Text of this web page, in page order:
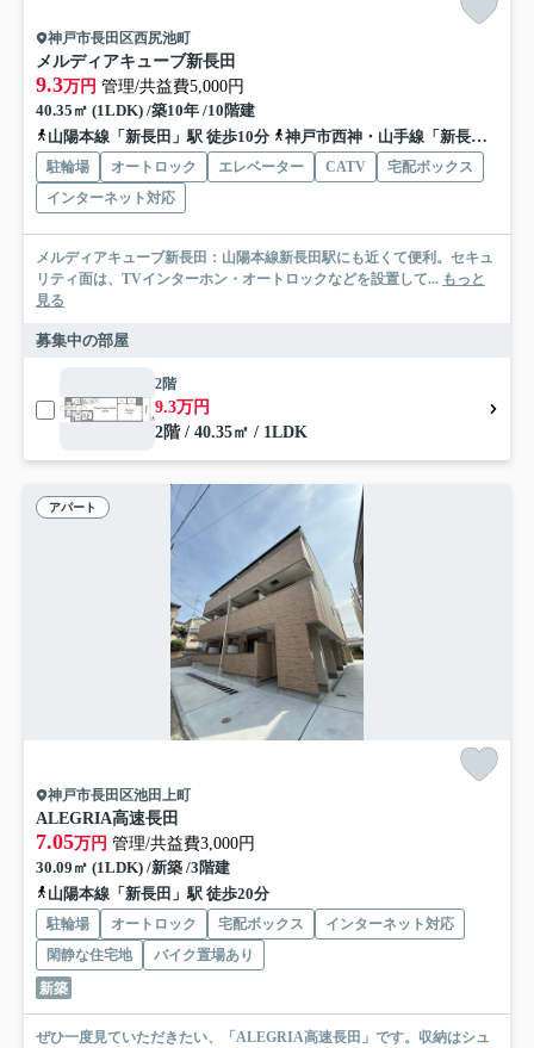
神戸市長田区西尻池町
メルディアキューブ新長田
9.3万円 管理/共益費5,000円
40.35㎡ (1LDK) /築10年 /10階建
山陽本線「新長田」駅 徒歩10分
神戸市西神・山手線「新長田」駅 徒歩10分
駐輪場 オートロック エレベーター CATV
宅配ボックス
インターネット対応
メルディアキューブ新長田：山陽本線新長田駅にも近くて便利。セキュ
リティ面は、TVインターホン・オートロックなどを設置して... もっと
見る
募集中の部屋
2階
9.3万円
2階 / 40.35㎡ / 1LDK
アパート
神戸市長田区池田上町
ALEGRIA高速長田
7.05万円 管理/共益費3,000円
30.09㎡ (1LDK) /新築 /3階建
山陽本線「新長田」駅 徒歩20分
駐輪場 オートロック 宅配ボックス
インターネット対応
閑静な住宅地
バイク置場あり
新築
ぜひ一度見ていただきたい、「ALEGRIA高速長田」です。収納はシュ